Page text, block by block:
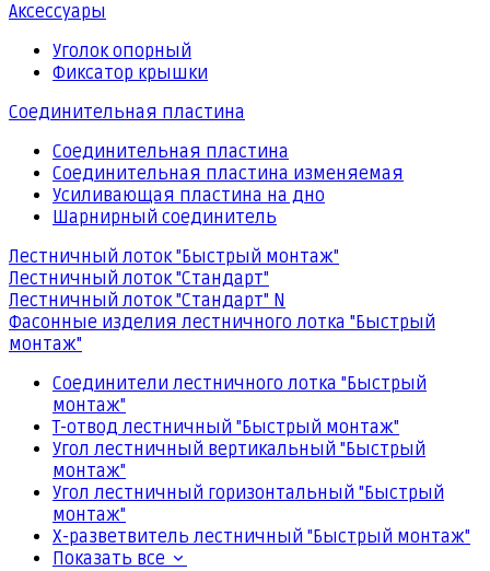
Аксессуары
Уголок опорный
Фиксатор крышки
Соединительная пластина
Соединительная пластина
Соединительная пластина изменяемая
Усиливающая пластина на дно
Шарнирный соединитель
Лестничный лоток "Быстрый монтаж"
Лестничный лоток "Стандарт"
Лестничный лоток "Стандарт" N
Фасонные изделия лестничного лотка "Быстрый
монтаж"
Соединители лестничного лотка "Быстрый
монтаж"
Т-отвод лестничный "Быстрый монтаж"
Угол лестничный вертикальный "Быстрый
монтаж"
Угол лестничный горизонтальный "Быстрый
монтаж"
Х-разветвитель лестничный "Быстрый монтаж"
Показать все